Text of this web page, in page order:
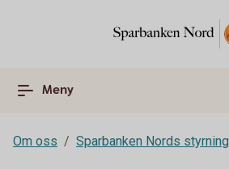
Meny
Om oss Sparbanken Nords styrning